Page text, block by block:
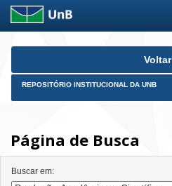
Skip
Voltar
REPOSITÓRIO INSTITUCIONAL DA UNB
Página de Busca
Buscar em: